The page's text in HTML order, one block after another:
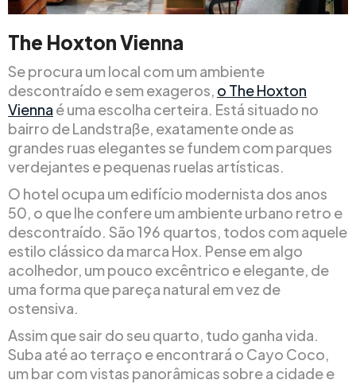
The Hoxton Vienna
Se procura um local com um ambiente
descontraído e sem exageros, o The Hoxton
Vienna é uma escolha certeira. Está situado no
bairro de Landstraße, exatamente onde as
grandes ruas elegantes se fundem com parques
verdejantes e pequenas ruelas artísticas.
O hotel ocupa um edifício modernista dos anos
50, o que lhe confere um ambiente urbano retro e
descontraído. São 196 quartos, todos com aquele
estilo clássico da marca Hox. Pense em algo
acolhedor, um pouco excêntrico e elegante, de
uma forma que pareça natural em vez de
ostensiva.
Assim que sair do seu quarto, tudo ganha vida.
Suba até ao terraço e encontrará o Cayo Coco,
um bar com vistas panorâmicas sobre a cidade e